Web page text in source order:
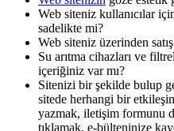
Web siteniz kullanıcılar
sadelikte mi?
Web siteniz üzerinden
Su arıtma cihazları ve
içeriğiniz var mı?
Sitenizi bir şekilde bulup
sitede herhangi bir
yazmak, iletişim formunu
tıklamak, e-bülteninize